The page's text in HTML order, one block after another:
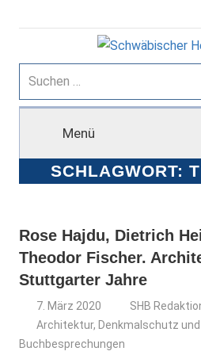
Inhalt
Schwäbischer
Heimatbund
Suchen
nach:
Menü
SCHLAGWORT:
Rose Hajdu, Dietrich
Theodor Fischer.
Stuttgarter Jahre
7. März 2020
SHB
Architektur, Denkmalschutz
Buchbesprechungen